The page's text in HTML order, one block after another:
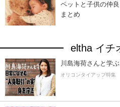
ペットと子供の仲
まとめ
eltha イチ
川島海荷さんと学
オリコンタイアップ特集